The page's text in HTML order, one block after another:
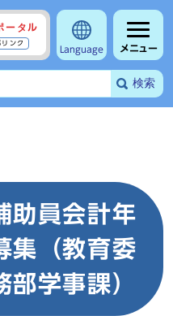
ータル
ンク
Language メニュー
検索
助員会計年
集（教育委
部学事課）